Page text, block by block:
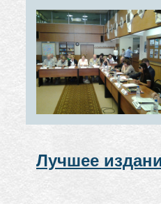
группы по
условий для
культурной
Лучшее